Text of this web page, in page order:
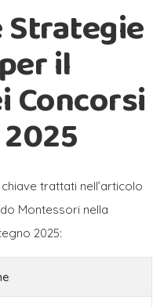
il
Concorsi
trattati nell’articolo
Montessori nella
2025: